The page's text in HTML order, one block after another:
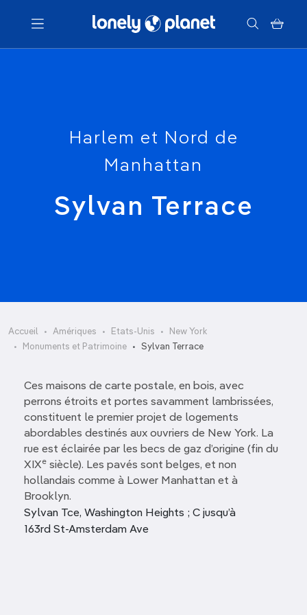
Menu
Harlem et Nord de
Manhattan
Sylvan Terrace
Accueil Amériques Etats-Unis
New York
Monuments et Patrimoine
Sylvan Terrace
Ces maisons de carte postale, en bois, avec
perrons étroits et portes savamment lambrissées,
constituent le premier projet de logements
abordables destinés aux ouvriers de New York. La
rue est éclairée par les becs de gaz d’origine (fin du
XIXe siècle). Les pavés sont belges, et non
hollandais comme à Lower Manhattan et à
Brooklyn.
Sylvan Tce, Washington Heights ; C jusqu’à
163rd St-Amsterdam Ave